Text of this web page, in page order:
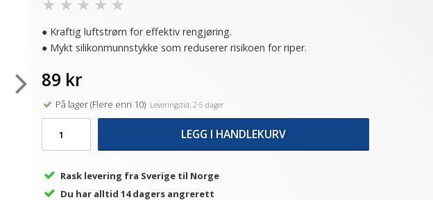
● Kraftig luftstrøm for effektiv rengjøring.
● Mykt silikonmunnstykke som reduserer risikoen for riper.
89 kr
På lager (Flere enn 10)Leveringstid: 2-5 dager
LEGG I HANDLEKURV
Rask levering fra Sverige til Norge
Du har alltid 14 dagers angrerett